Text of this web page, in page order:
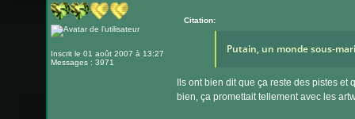
Inscrit le 01 août 2007 à 13:27
Messages : 3971
Citation:
Putain, un monde sous-
Ils ont bien dit que ça reste des pistes
bien, ça promettait tellement avec les